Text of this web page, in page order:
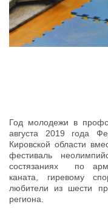
Год молодежи в
августа 2019 года
Кировской области
фестиваль
состязаниях по
каната, гиревому
любители из шести
региона.